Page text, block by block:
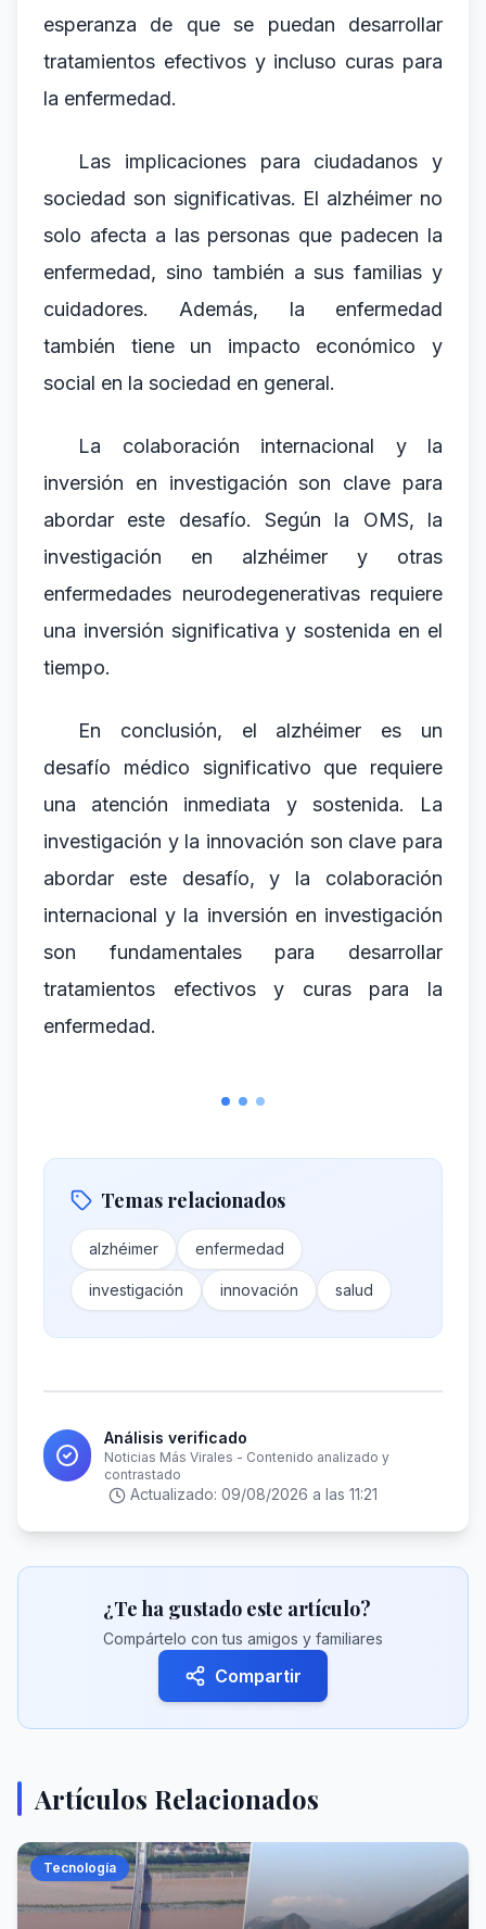
esperanza de que se puedan desarrollar
tratamientos efectivos y incluso curas para
la enfermedad.
Las implicaciones para ciudadanos y
sociedad son significativas. El alzhéimer no
solo afecta a las personas que padecen la
enfermedad, sino también a sus familias y
cuidadores. Además, la enfermedad
también tiene un impacto económico y
social en la sociedad en general.
La colaboración internacional y la
inversión en investigación son clave para
abordar este desafío. Según la OMS, la
investigación en alzhéimer y otras
enfermedades neurodegenerativas requiere
una inversión significativa y sostenida en el
tiempo.
En conclusión, el alzhéimer es un
desafío médico significativo que requiere
una atención inmediata y sostenida. La
investigación y la innovación son clave para
abordar este desafío, y la colaboración
internacional y la inversión en investigación
son fundamentales para desarrollar
tratamientos efectivos y curas para la
enfermedad.
Temas relacionados
alzhéimer enfermedad
investigación innovación salud
Análisis verificado
Noticias Más Virales - Contenido analizado y
contrastado
Actualizado: 09/08/2026 a las 11:21
¿Te ha gustado este artículo?
Compártelo con tus amigos y familiares
Compartir
Artículos Relacionados
Tecnología